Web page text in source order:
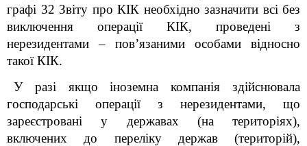
графі 32 Звіту про КІК необхідно зазначити всі без
виключення операції КІК, проведені з
нерезидентами – пов’язаними особами відносно
такої КІК.
У разі якщо іноземна компанія здійснювала
господарські операції з нерезидентами, що
зареєстровані у державах (на територіях),
включених до переліку держав (територій),